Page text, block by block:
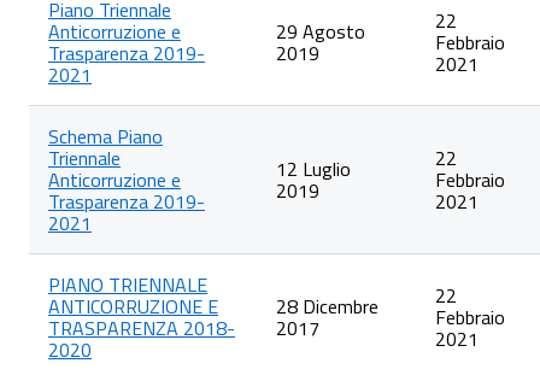
Piano Triennale
Anticorruzione e
Trasparenza 2019-
2021
29 Agosto
2019
22
Febbraio
2021
Schema Piano
Triennale
Anticorruzione e
Trasparenza 2019-
2021
12 Luglio
2019
22
Febbraio
2021
PIANO TRIENNALE
ANTICORRUZIONE E
TRASPARENZA 2018-
2020
28 Dicembre
2017
22
Febbraio
2021